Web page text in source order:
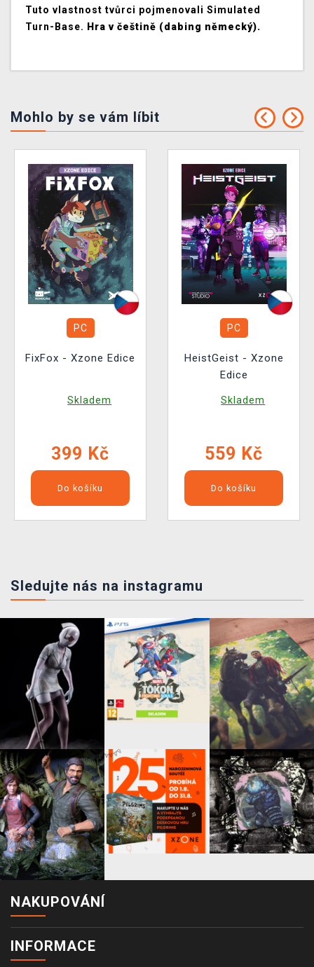
Tuto vlastnost tvůrci pojmenovali Simulated
Turn-Base. Hra v češtině (dabing německý).
Mohlo by se vám líbit
PC
FixFox - Xzone Edice
Skladem
399 Kč
Do košíku
PC
HeistGeist - Xzone
Edice
Skladem
559 Kč
Do košíku
Sledujte nás na instagramu
NAKUPOVÁNÍ
INFORMACE